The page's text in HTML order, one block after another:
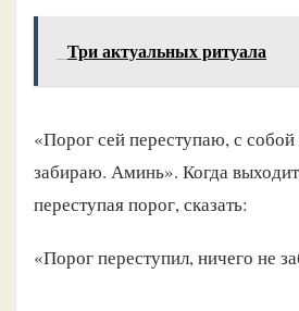
Три актуальных ритуала
«Порог сей переступаю, с собой
забираю. Аминь». Когда
переступая порог, сказать:
«Порог переступил, ничего не